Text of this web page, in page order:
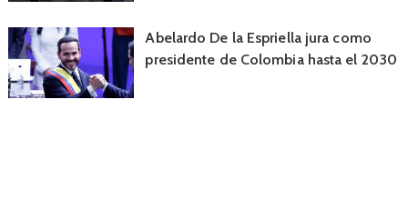
Abelardo De la Espriella jura como
presidente de Colombia hasta el 2030